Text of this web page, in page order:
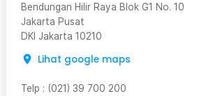
Bendungan Hilir Raya Blok G1 No. 10
Jakarta Pusat
DKI Jakarta 10210
Lihat google maps
Telp : (021) 39 700 200